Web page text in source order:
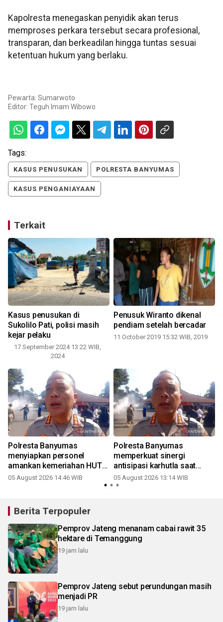
Kapolresta menegaskan penyidik akan terus
memproses perkara tersebut secara profesional,
transparan, dan berkeadilan hingga tuntas sesuai
ketentuan hukum yang berlaku.
Pewarta: Sumarwoto
Editor: Teguh Imam Wibowo
Tags:
KASUS PENUSUKAN POLRESTA BANYUMAS
KASUS PENGANIAYAAN
Terkait
Kasus penusukan di
Sukolilo Pati, polisi masih
kejar pelaku
17 September 2024 13:22 WIB,
2024
Penusuk Wiranto dikenal
pendiam setelah bercadar
11 October 2019 15:32 WIB, 2019
Polresta Banyumas
menyiapkan personel
amankan kemeriahan HUT
Ke-81 RI
05 August 2026 14:46 WIB
Polresta Banyumas
memperkuat sinergi
antisipasi karhutla saat
kemarau
05 August 2026 13:14 WIB
Berita Terpopuler
Pemprov Jateng menanam cabai rawit 35
hektare di Temanggung
19 jam lalu
Pemprov Jateng sebut perundungan masih
menjadi PR
19 jam lalu